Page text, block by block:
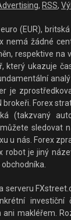
, RSS,
(EUR),
nemá žádné
respektive
který ukazuje
je
brokeři. Forex
(takzvaný
sledovat
u nás. Forex
robot je jiný
serveru
investiční
makléřem.